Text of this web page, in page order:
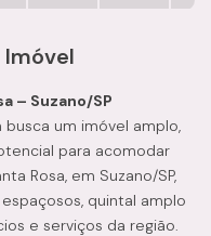
– Suzano/SP
um imóvel amplo,
para acomodar
Rosa, em Suzano/SP,
quintal amplo
e serviços da região.